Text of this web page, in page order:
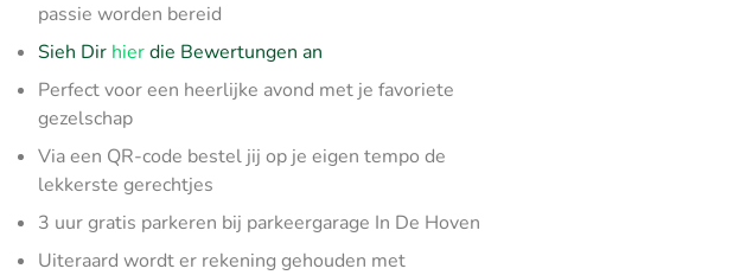
passie worden bereid
Sieh Dir hierdie Bewertungen an
Perfect voor een heerlijke avond met je favoriete
gezelschap
Via een QR-code bestel jij op je eigen tempo de
lekkerste gerechtjes
3 uur gratis parkeren bij parkeergarage In De Hoven
Uiteraard wordt er rekening gehouden met